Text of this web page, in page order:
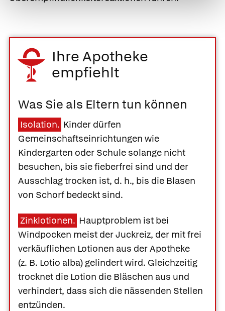
Ihre Apotheke
empfiehlt
Was Sie als Eltern tun können
Isolation. Kinder dürfen
Gemeinschaftseinrichtungen wie
Kindergarten oder Schule solange nicht
besuchen, bis sie fieberfrei sind und der
Ausschlag trocken ist, d. h., bis die Blasen
von Schorf bedeckt sind.
Zinklotionen. Hauptproblem ist bei
Windpocken meist der Juckreiz, der mit frei
verkäuflichen Lotionen aus der Apotheke
(z. B. Lotio alba) gelindert wird. Gleichzeitig
trocknet die Lotion die Bläschen aus und
verhindert, dass sich die nässenden Stellen
entzünden.